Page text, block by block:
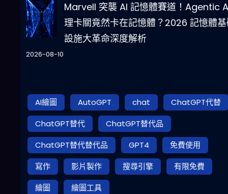
Marvell 突襲 AI 記憶體賽道！Agentic
理卡關竟然卡在記憶體？2026 記憶體
設施大革命深度解析
2026-08-10
AI繪圖 AutoGPT chat
ChatGPT代替
ChatGPT替代
ChatGPT替代品
ChatGPT替代替代品
GPT4
免費使用
寫作
影片製作 搜尋引擎
有限免費
繪圖
繪圖工具